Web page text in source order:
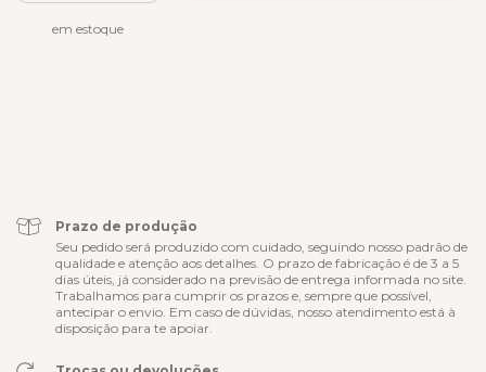
em estoque
Prazo de produção
Seu pedido será produzido com cuidado, seguindo nosso padrão de
qualidade e atenção aos detalhes. O prazo de fabricação é de 3 a 5
dias úteis, já considerado na previsão de entrega informada no site.
Trabalhamos para cumprir os prazos e, sempre que possível,
antecipar o envio. Em caso de dúvidas, nosso atendimento está à
disposição para te apoiar.